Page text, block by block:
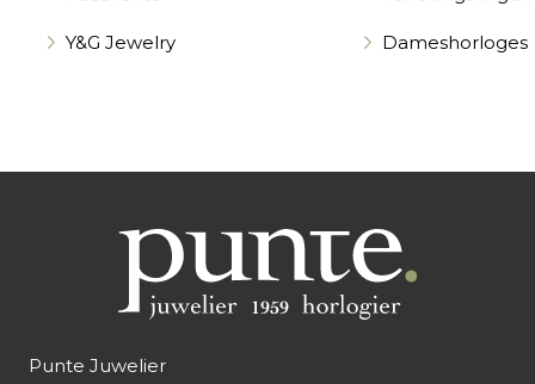
Y&G Jewelry Dameshorloges
Punte Juwelier